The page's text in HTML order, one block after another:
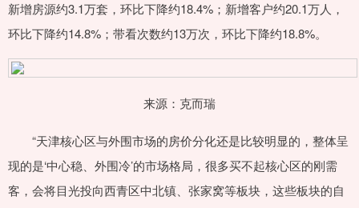
新增房源约3.1万套，环比下降约18.4%；新增客户约20.1万人，
环比下降约14.8%；带看次数约13万次，环比下降约18.8%。
来源：克而瑞
“天津核心区与外围市场的房价分化还是比较明显的，整体呈
现的是‘中心稳、外围冷’的市场格局，很多买不起核心区的刚需
客，会将目光投向西青区中北镇、张家窝等板块，这些板块的自